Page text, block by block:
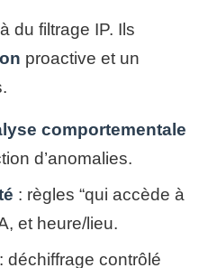
du filtrage IP. Ils
proactive et un
comportementale
d’anomalies.
: règles “qui accède à
et heure/lieu.
: déchiffrage contrôlé